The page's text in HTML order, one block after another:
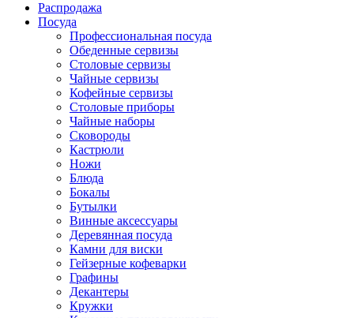
Распродажа
Посуда
Профессиональная посуда
Обеденные сервизы
Столовые сервизы
Чайные сервизы
Кофейные сервизы
Столовые приборы
Чайные наборы
Сковороды
Кастрюли
Ножи
Блюда
Бокалы
Бутылки
Винные аксессуары
Деревянная посуда
Камни для виски
Гейзерные кофеварки
Графины
Декантеры
Кружки